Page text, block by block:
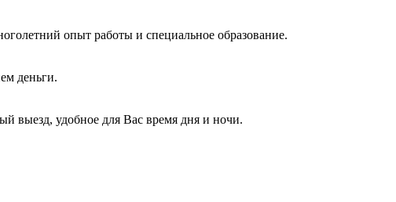
опыт работы и специальное образование.
деньги.
выезд, удобное для Вас время дня и ночи.